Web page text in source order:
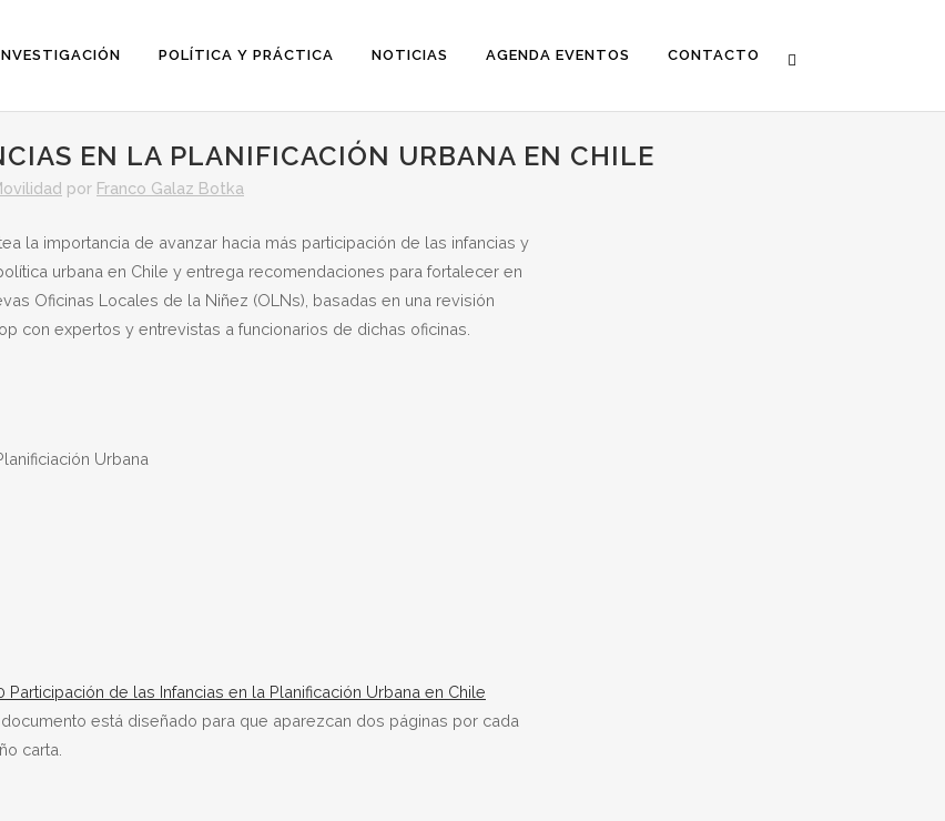
POLÍTICA Y PRÁCTICA NOTICIAS AGENDA EVENTOS CONTACTO
EN LA PLANIFICACIÓN URBANA EN CHILE
por Franco Galaz Botka
la importancia de avanzar hacia más participación de las infancias y
urbana en Chile y entrega recomendaciones para fortalecer en
Oficinas Locales de la Niñez (OLNs), basadas en una revisión
con expertos y entrevistas a funcionarios de dichas oficinas.
Urbana
Participación de las Infancias en la Planificación Urbana en Chile
está diseñado para que aparezcan dos páginas por cada
carta.